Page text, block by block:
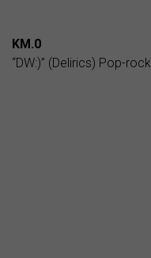
KM.0
“DW:)” (Delirics) Pop-rock